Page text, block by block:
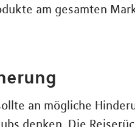
am gesamten
an mögliche
denken. Die